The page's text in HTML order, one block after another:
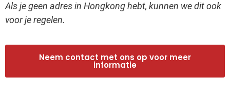
Als je geen adres in Hongkong hebt, kunnen we dit ook
voor je regelen.
Neem contact met ons op voor meer
informatie